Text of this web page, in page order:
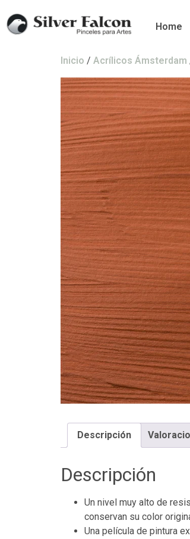
Home
Inicio / Acrílicos Ámsterdam
Descripción
Descripción
Un nivel muy alto de
conservan su color
Una película de pintura